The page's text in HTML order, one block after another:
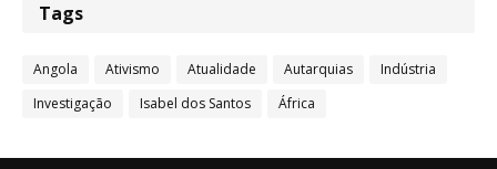
Tags
Angola Ativismo Atualidade Autarquias
Indústria
Investigação
Isabel dos Santos África